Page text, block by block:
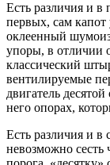
Есть различия и
первых, сам
оклеенный
упоры, в отличии
классический
вентилируемые
двигатель
него опорах,
Есть различия и в
невозможно сесть